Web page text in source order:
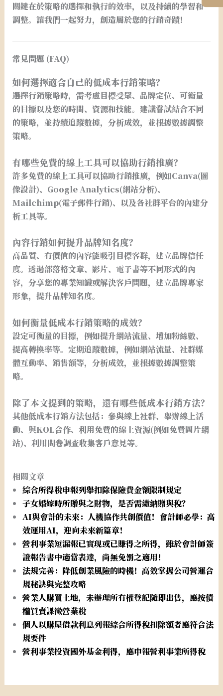
關鍵在於策略的選擇和執行的效率，以及持續的學習和
調整。讓我們一起努力，創造屬於您的行銷奇蹟！
常見問題 (FAQ)
如何選擇適合自己的低成本行銷策略？
選擇行銷策略時，需考慮目標受眾、品牌定位、可衡量
的目標以及您的時間、資源和技能。建議嘗試結合不同
的策略，並持續追蹤數據，分析成效，並根據數據調整
策略。
有哪些免費的線上工具可以協助行銷推廣？
許多免費的線上工具可以協助行銷推廣，例如Canva(圖
像設計)、Google Analytics(網站分析)、
Mailchimp(電子郵件行銷)、以及各社群平台的內建分
析工具等。
內容行銷如何提升品牌知名度？
高品質、有價值的內容能吸引目標客群，建立品牌信任
度。透過部落格文章、影片、電子書等不同形式的內
容，分享您的專業知識或解決客戶問題，建立品牌專家
形象，提升品牌知名度。
如何衡量低成本行銷策略的成效？
設定可衡量的目標，例如提升網站流量、增加粉絲數、
提高轉換率等。定期追蹤數據，例如網站流量、社群媒
體互動率、銷售額等，分析成效，並根據數據調整策
略。
除了本文提到的策略，還有哪些低成本行銷方法？
其他低成本行銷方法包括：參與線上社群、舉辦線上活
動、與KOL合作、利用免費的線上資源(例如免費圖片網
站)、利用問卷調查收集客戶意見等。
相關文章
綜合所得稅申報列舉扣除保險費金額限制規定
子女婚嫁時所贈與之財物，是否需繳納贈與稅？
AI與會計的未來：人機協作共創價值！會計師必學：高
效運用AI，迎向未來新篇章！
營利事業短漏報已實現或已賺得之所得，雖於會計師簽
證報告書中適當表達，尚無免罰之適用！
法規完善：降低創業風險的時機！高效掌握公司營運合
規秘訣與完整攻略
營業人購買土地，未辦理所有權登記隨即出售，應按債
權買賣課徵營業稅
個人以購屋借款利息列報綜合所得稅扣除額者應符合法
規要件
營利事業投資國外基金利得，應申報營利事業所得稅